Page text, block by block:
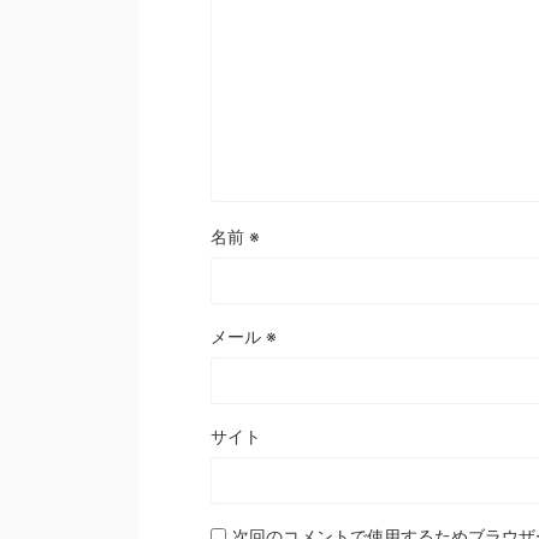
名前 ※
メール ※
サイト